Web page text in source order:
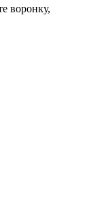
воронку,